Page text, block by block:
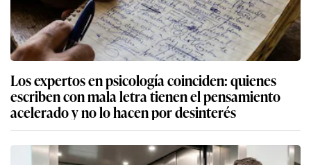
Los expertos en psicología coinciden: quienes
escriben con mala letra tienen el pensamiento
acelerado y no lo hacen por desinterés